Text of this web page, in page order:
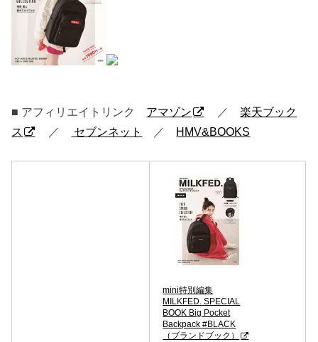
■ アフィリエイトリンク アマゾン ／楽天ブック
ス
／ セブンネット ／ HMV&BOOKS
mini特別編集
MILKFED. SPECIAL
BOOK Big Pocket
Backpack #BLACK
（ブランドブック）